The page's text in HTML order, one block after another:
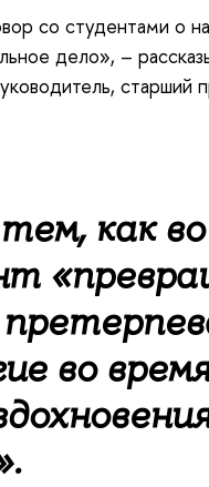
со студентами о
дело», –
старший
как
во